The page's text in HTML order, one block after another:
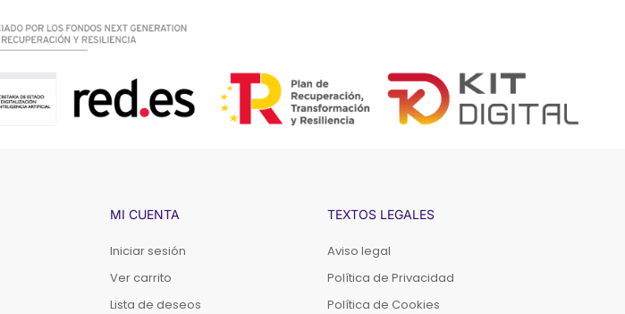
MI CUENTA
Iniciar sesión
Ver carrito
Lista de deseos
TEXTOS LEGALES
Aviso legal
Política de Privacidad
Política de Cookies